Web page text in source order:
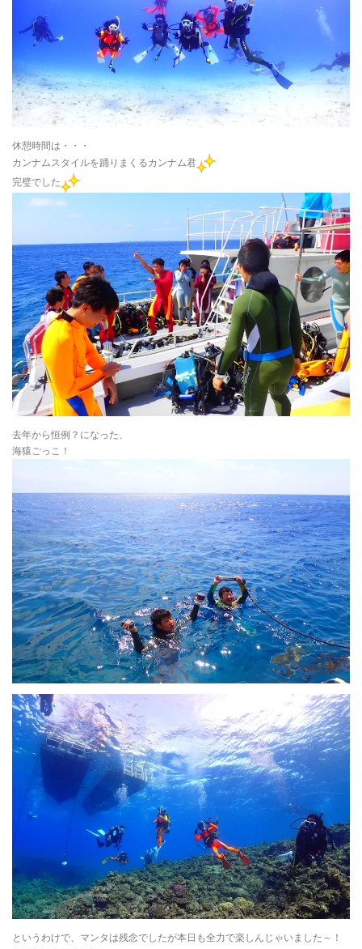
休憩時間は・・・
カンナムスタイルを踊りまくるカンナム君
完璧でした
去年から恒例？になった、
海猿ごっこ！
というわけで、マンタは残念でしたが本日も全力で楽しんじゃいました～！